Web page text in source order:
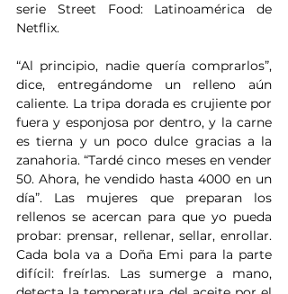
serie Street Food: Latinoamérica de
Netflix.
“Al principio, nadie quería comprarlos”,
dice, entregándome un relleno aún
caliente. La tripa dorada es crujiente por
fuera y esponjosa por dentro, y la carne
es tierna y un poco dulce gracias a la
zanahoria. “Tardé cinco meses en vender
50. Ahora, he vendido hasta 4000 en un
día”. Las mujeres que preparan los
rellenos se acercan para que yo pueda
probar: prensar, rellenar, sellar, enrollar.
Cada bola va a Doña Emi para la parte
difícil: freírlas. Las sumerge a mano,